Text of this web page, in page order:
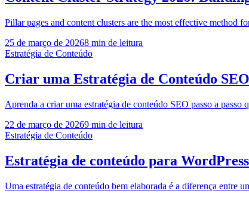
Pillar pages and content clusters are the most effective method
25 de março de 20268 min de leitura
Estratégia de Conteúdo
Criar uma Estratégia de Conteúdo
Aprenda a criar uma estratégia de conteúdo SEO passo a
22 de março de 20269 min de leitura
Estratégia de Conteúdo
Estratégia de conteúdo para
Uma estratégia de conteúdo bem elaborada é a diferença entre